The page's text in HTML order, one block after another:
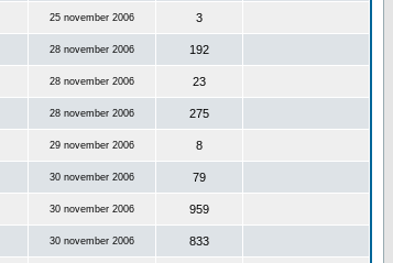
25 november 2006 3
28 november 2006 192
28 november 2006 23
28 november 2006 275
29 november 2006 8
30 november 2006 79
30 november 2006 959
30 november 2006 833